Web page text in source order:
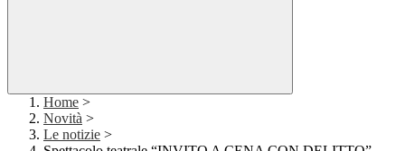
Home >
Novità >
Le notizie >